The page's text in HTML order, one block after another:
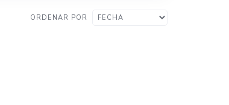
ORDENAR POR